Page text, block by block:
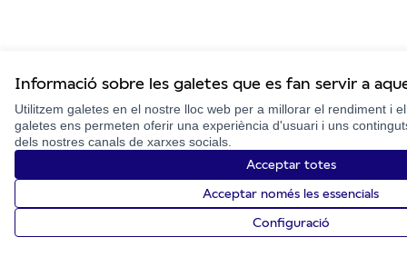
Informació sobre les galetes que es fan servir a
Utilitzem galetes en el nostre lloc web per a millorar el rendiment i
galetes ens permeten oferir una experiència d'usuari i uns
dels nostres canals de xarxes socials.
Acceptar totes
Acceptar només les essencials
Configuració
Inici
Cercar Activitat